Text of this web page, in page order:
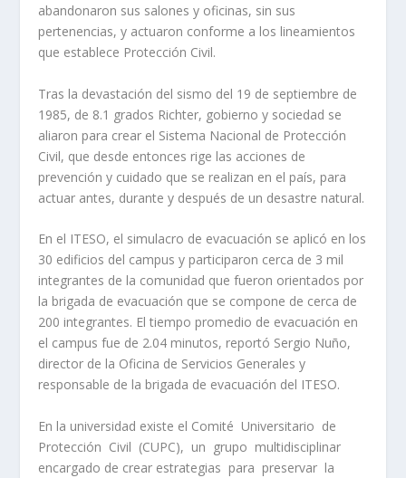
abandonaron sus salones y oficinas, sin sus
pertenencias, y actuaron conforme a los lineamientos
que establece Protección Civil.
Tras la devastación del sismo del 19 de septiembre de
1985, de 8.1 grados Richter, gobierno y sociedad se
aliaron para crear el Sistema Nacional de Protección
Civil, que desde entonces rige las acciones de
prevención y cuidado que se realizan en el país, para
actuar antes, durante y después de un desastre natural.
En el ITESO, el simulacro de evacuación se aplicó en los
30 edificios del campus y participaron cerca de 3 mil
integrantes de la comunidad que fueron orientados por
la brigada de evacuación que se compone de cerca de
200 integrantes. El tiempo promedio de evacuación en
el campus fue de 2.04 minutos, reportó Sergio Nuño,
director de la Oficina de Servicios Generales y
responsable de la brigada de evacuación del ITESO.
En la universidad existe el Comité Universitario de
Protección Civil (CUPC), un grupo multidisciplinar
encargado de crear estrategias para preservar la